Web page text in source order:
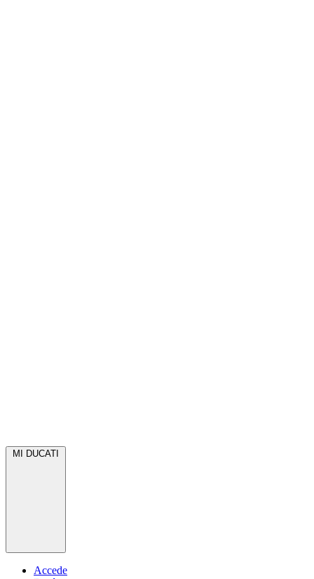
MI DUCATI
Accede